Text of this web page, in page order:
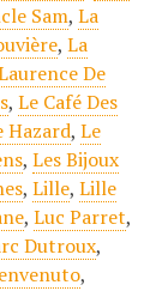
Sam, La
, La
De
, Le Café Des
Hazard, Le
, Les Bijoux
, Lille, Lille
, Luc Parret,
Dutroux,
,